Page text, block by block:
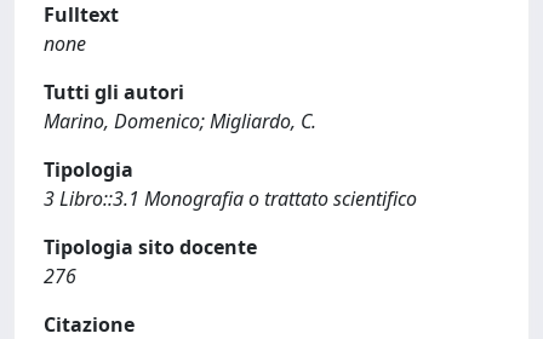
Fulltext
none
Tutti gli autori
Marino, Domenico; Migliardo, C.
Tipologia
3 Libro::3.1 Monografia o trattato scientifico
Tipologia sito docente
276
Citazione